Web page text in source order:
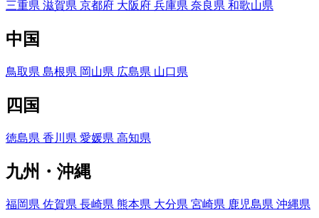
三重県 滋賀県 京都府 大阪府 兵庫県 奈良県 和歌山県
中国
鳥取県 島根県 岡山県 広島県 山口県
四国
徳島県 香川県 愛媛県 高知県
九州・沖縄
福岡県 佐賀県 長崎県 熊本県 大分県 宮崎県 鹿児島県 沖縄県